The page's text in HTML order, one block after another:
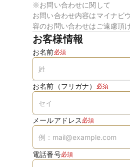
※お問い合わせに関して
お問い合わせ内容はマイナビ
容のお問い合わせはご遠慮頂
お客様情報
お名前必須
お名前（フリガナ） 必須
メールアドレス 必須
電話番号必須